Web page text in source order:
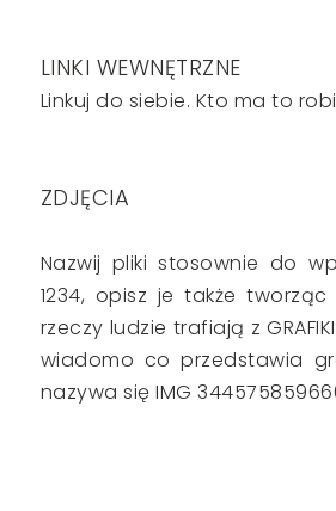
LINKI WEWNĘTRZNE
Linkuj do siebie. Kto ma to
ZDJĘCIA
Nazwij pliki stosownie do
1234, opisz je także tworząc
rzeczy ludzie trafiają z
wiadomo co przedstawia
nazywa się IMG